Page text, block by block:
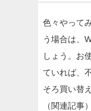
色々やって
う場合は、
しょう。お
ていれば、
そろ買い替
（関連記事）